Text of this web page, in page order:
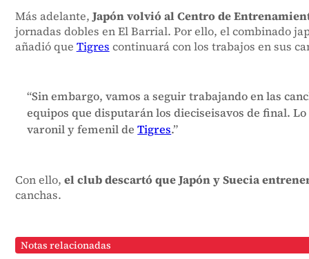
Más adelante, Japón volvió al Centro de
jornadas dobles en El Barrial. Por ello, el combinado
añadió que Tigres continuará con los trabajos en sus
“Sin embargo, vamos a seguir trabajando en las
equipos que disputarán los dieciseisavos de final.
varonil y femenil deTigres.”
Con ello, el club descartó que Japón y Suecia
canchas.
Notas relacionadas